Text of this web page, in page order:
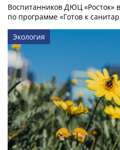
Воспитанников ДЮЦ «Росток»
по программе «Готов к
Экология